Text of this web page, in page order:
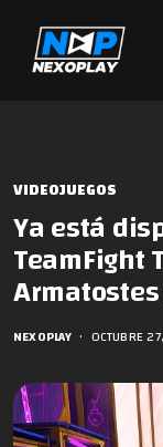
VIDEOJUEGOS
Ya está
TeamFight
NEXOPLAY • OCTUBRE